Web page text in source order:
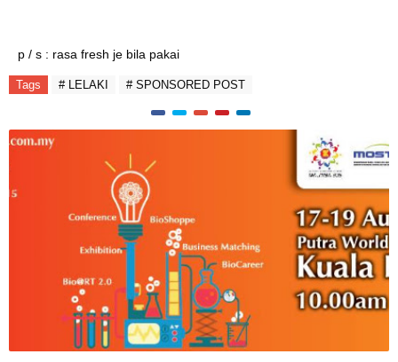
p / s : rasa fresh je bila pakai
Tags # LELAKI # SPONSORED POST